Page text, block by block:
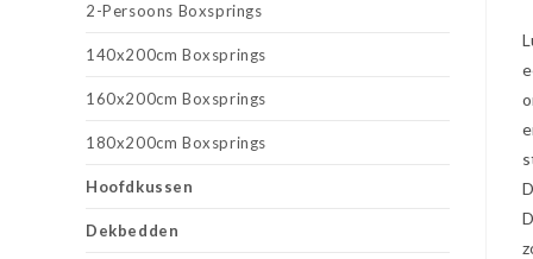
2-Persoons Boxsprings
140x200cm Boxsprings
160x200cm Boxsprings
180x200cm Boxsprings
Hoofdkussen
Dekbedden